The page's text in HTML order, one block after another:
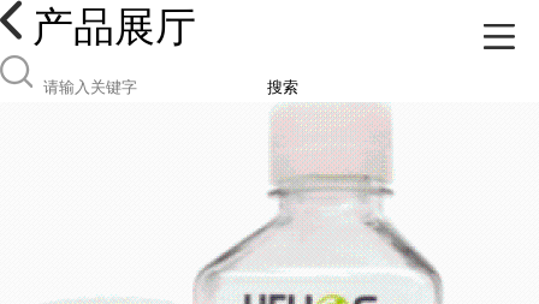
产品展厅
搜索